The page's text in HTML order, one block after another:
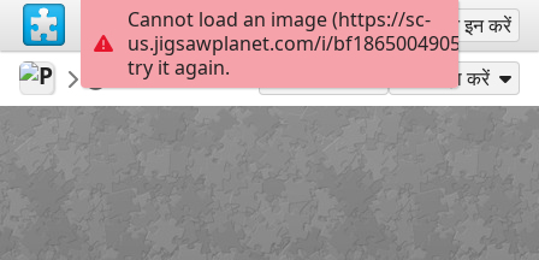
साइन अप साइन इन करें
PinkFuschia1
Featured puzzles
Model साझा करें
Cannot load an image (https://sc-
us.jigsawplanet.com/i/
try it again.